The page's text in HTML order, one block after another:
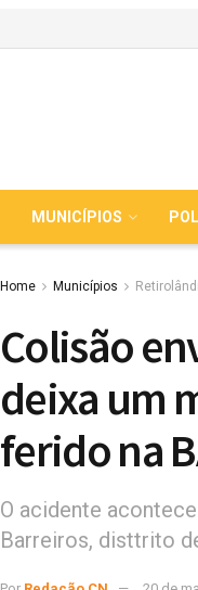
MUNICÍPIOS
Home Municípios
Colisão
deixa um
ferido na
O acidente
Barreiros, disttrito